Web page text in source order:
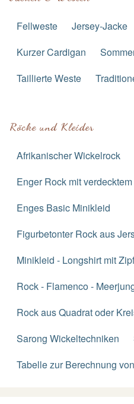
Fellweste Jersey-Jacke
Kurzer Cardigan
Taillierte Weste
Röcke und Kleider
Afrikanischer Wickelrock
Enger Rock mit
Enges Basic Minikleid
Figurbetonter Rock aus
Minikleid - Longshirt mit
Rock - Flamenco -
Rock aus Quadrat oder
Sarong Wickeltechniken
Tabelle zur Berechnung